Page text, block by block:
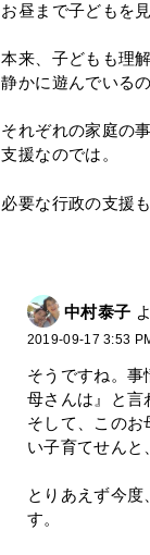
お昼まで子どもを
本来、子どもも理
静かに遊んでいる
それぞれの家庭の
支援なのでは。
必要な行政の支援
中村泰子
2019-09-17 3:53
そうですね。
母さんは』と言
そして、このお
い子育てせんと
とりあえず今
す。